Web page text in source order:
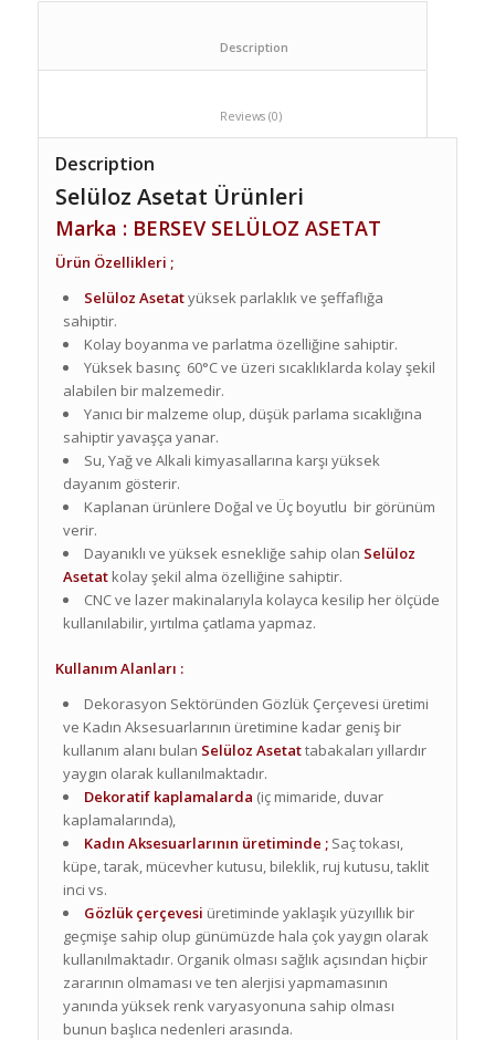
						Reviews (0)
Description
Selüloz Asetat Ürünleri
Marka : BERSEV SELÜLOZ ASETAT
Ürün Özellikleri ;
Selüloz Asetatyüksek parlaklık ve şeffaflığa
sahiptir.
Kolay boyanma ve parlatma özelliğine sahiptir.
Yüksek basınç 60°C ve üzeri sıcaklıklarda kolay şekil
alabilen bir malzemedir.
Yanıcı bir malzeme olup, düşük parlama sıcaklığına
sahiptir yavaşça yanar.
Su, Yağ ve Alkali kimyasallarına karşı yüksek
dayanım gösterir.
Kaplanan ürünlere Doğal ve Üç boyutlu bir görünüm
verir.
Dayanıklı ve yüksek esnekliğe sahip olan Selüloz
Asetatkolay şekil alma özelliğine sahiptir.
CNC ve lazer makinalarıyla kolayca kesilip her ölçüde
kullanılabilir, yırtılma çatlama yapmaz.
Kullanım Alanları :
Dekorasyon Sektöründen Gözlük Çerçevesi üretimi
ve Kadın Aksesuarlarının üretimine kadar geniş bir
kullanım alanı bulan Selüloz Asetattabakaları yıllardır
yaygın olarak kullanılmaktadır.
Dekoratif kaplamalarda (iç mimaride, duvar
kaplamalarında),
Kadın Aksesuarlarının üretiminde ; Saç tokası,
küpe, tarak, mücevher kutusu, bileklik, ruj kutusu, taklit
inci vs.
Gözlük çerçevesi üretiminde yaklaşık yüzyıllık bir
geçmişe sahip olup günümüzde hala çok yaygın olarak
kullanılmaktadır. Organik olması sağlık açısından hiçbir
zararının olmaması ve ten alerjisi yapmamasının
yanında yüksek renk varyasyonuna sahip olması
bunun başlıca nedenleri arasında.